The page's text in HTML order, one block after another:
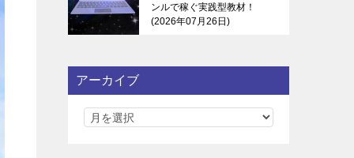
ンルで稼ぐ実践型教材！
2026年07月26日
アーカイブ